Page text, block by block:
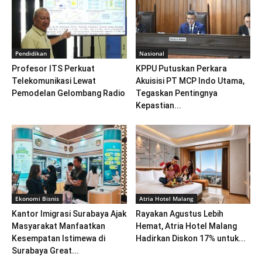
Pendidikan
Profesor ITS Perkuat
Telekomunikasi Lewat
Pemodelan Gelombang Radio
Nasional
KPPU Putuskan Perkara
Akuisisi PT MCP Indo Utama,
Tegaskan Pentingnya
Kepastian...
Ekonomi Bisnis
Kantor Imigrasi Surabaya Ajak
Masyarakat Manfaatkan
Kesempatan Istimewa di
Surabaya Great...
Atria Hotel Malang
Rayakan Agustus Lebih
Hemat, Atria Hotel Malang
Hadirkan Diskon 17% untuk...